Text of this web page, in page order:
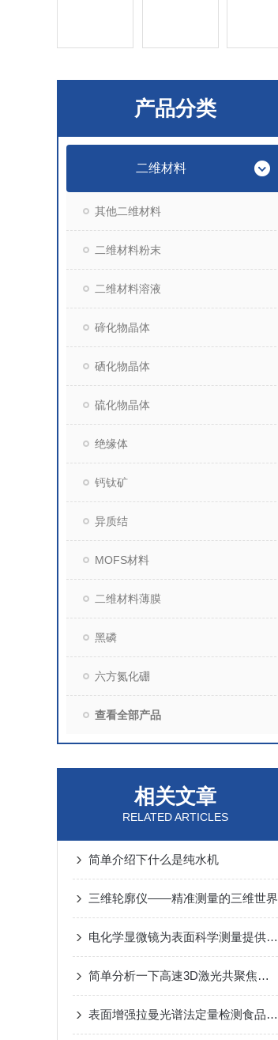
产品分类
二维材料
其他二维材料
二维材料粉末
二维材料溶液
碲化物晶体
硒化物晶体
硫化物晶体
绝缘体
钙钛矿
异质结
MOFS材料
二维材料薄膜
黑磷
六方氮化硼
查看全部产品
相关文章
RELATED ARTICLES
简单介绍下什么是纯水机
三维轮廓仪——精准测量的三维世界
电化学显微镜为表面科学测量提供了一种新的方法
简单分析一下高速3D激光共聚焦显微镜的工作原理
表面增强拉曼光谱法定量检测食品中香豆素